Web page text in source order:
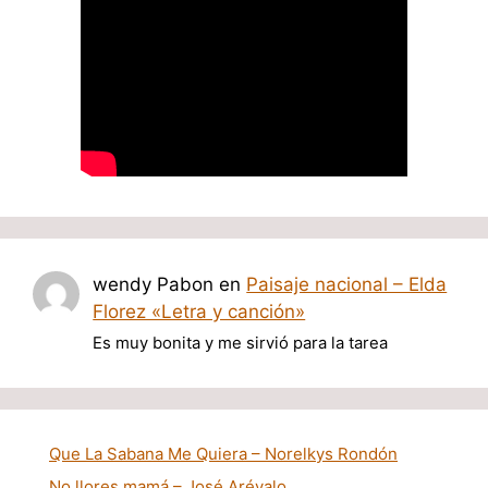
wendy Pabon en Paisaje nacional – Elda
Florez «Letra y canción»
Es muy bonita y me sirvió para la tarea
Que La Sabana Me Quiera – Norelkys Rondón